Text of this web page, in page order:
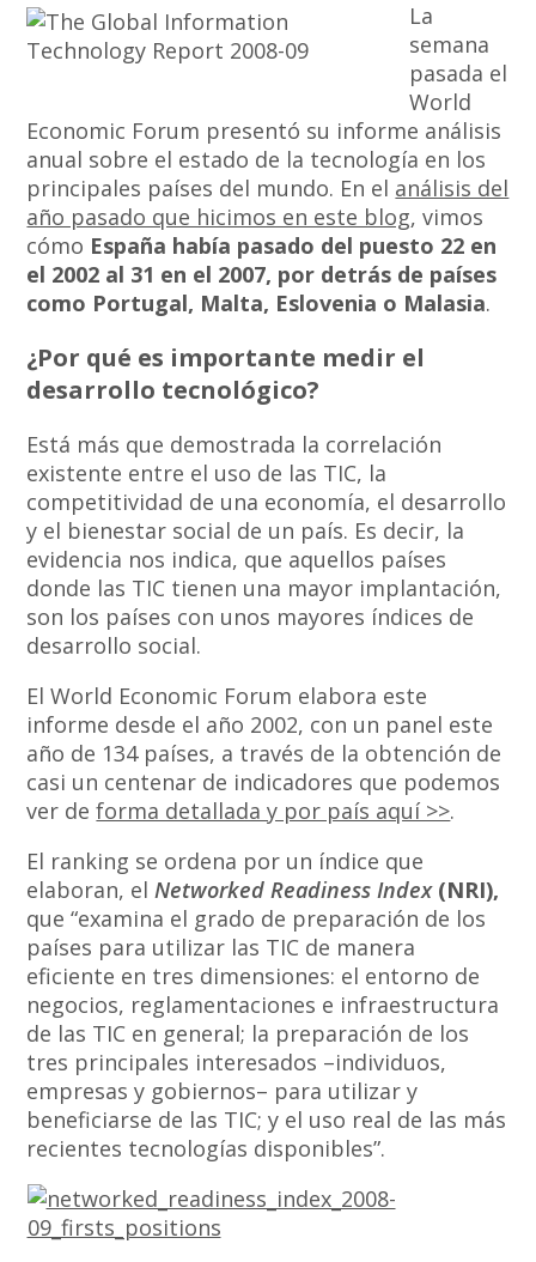
La
semana
pasada el
World
Economic Forum presentó su informe análisis
anual sobre el estado de la tecnología en los
principales países del mundo. En el análisis del
año pasado que hicimos en este blog, vimos
cómo España había pasado del puesto 22 en
el 2002 al 31 en el 2007, por detrás de países
como Portugal, Malta, Eslovenia o Malasia.
¿Por qué es importante medir el
desarrollo tecnológico?
Está más que demostrada la correlación
existente entre el uso de las TIC, la
competitividad de una economía, el desarrollo
y el bienestar social de un país. Es decir, la
evidencia nos indica, que aquellos países
donde las TIC tienen una mayor implantación,
son los países con unos mayores índices de
desarrollo social.
El World Economic Forum elabora este
informe desde el año 2002, con un panel este
año de 134 países, a través de la obtención de
casi un centenar de indicadores que podemos
ver deforma detallada y por país aquí >>.
El ranking se ordena por un índice que
elaboran, elNetworked Readiness Index(NRI),
que “examina el grado de preparación de los
países para utilizar las TIC de manera
eficiente en tres dimensiones: el entorno de
negocios, reglamentaciones e infraestructura
de las TIC en general; la preparación de los
tres principales interesados –individuos,
empresas y gobiernos– para utilizar y
beneficiarse de las TIC; y el uso real de las más
recientes tecnologías disponibles”.